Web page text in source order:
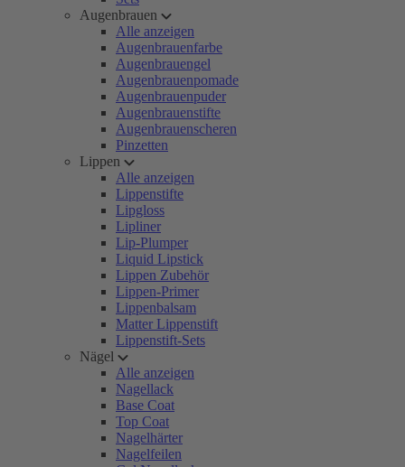
Augenbrauen
Alle anzeigen
Augenbrauenfarbe
Augenbrauengel
Augenbrauenpomade
Augenbrauenpuder
Augenbrauenstifte
Augenbrauenscheren
Pinzetten
Lippen
Alle anzeigen
Lippenstifte
Lipgloss
Lipliner
Lip-Plumper
Liquid Lipstick
Lippen Zubehör
Lippen-Primer
Lippenbalsam
Matter Lippenstift
Lippenstift-Sets
Nägel
Alle anzeigen
Nagellack
Base Coat
Top Coat
Nagelhärter
Nagelfeilen